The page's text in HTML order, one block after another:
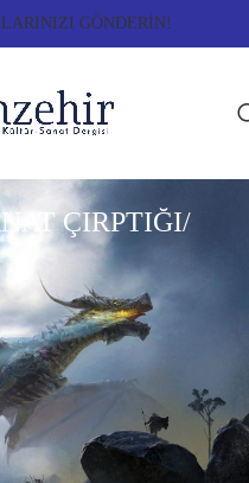
GÖNDERİN!
ÇIRPTIĞI/
‘Edip’ deriz, ‘Deli Edip’.
Edip, deriz, çünkü çoğu zaman
hızlı yürümediğinde, bir köşede
-cepleri defterlerle doludur.